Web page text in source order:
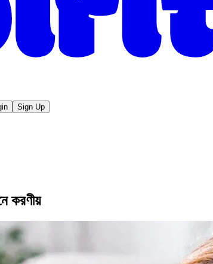
Sign Up
করণীয়